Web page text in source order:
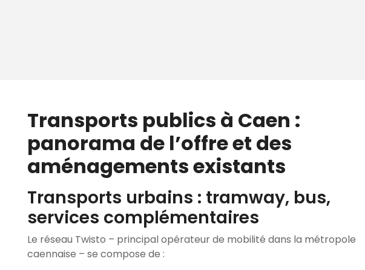
Transports publics à Caen :
panorama de l’offre et des
aménagements existants
Transports urbains : tramway, bus,
services complémentaires
Le réseau Twisto – principal opérateur de mobilité dans la métropole
caennaise – se compose de :